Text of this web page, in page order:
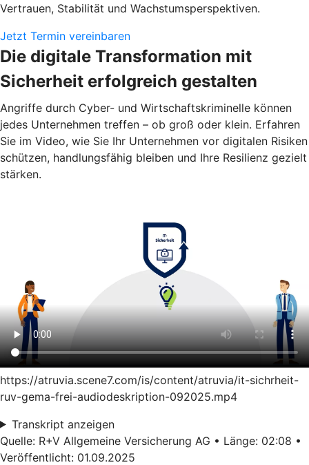
Vertrauen, Stabilität und Wachstumsperspektiven.
Jetzt Termin vereinbaren
Die digitale Transformation mit
Sicherheit erfolgreich gestalten
Angriffe durch Cyber- und Wirtschaftskriminelle können
jedes Unternehmen treffen – ob groß oder klein. Erfahren
Sie im Video, wie Sie Ihr Unternehmen vor digitalen Risiken
schützen, handlungsfähig bleiben und Ihre Resilienz gezielt
stärken.
https://atruvia.scene7.com/is/content/atruvia/it-sichrheit-
ruv-gema-frei-audiodeskription-092025.mp4
Transkript anzeigen
Quelle: R+V Allgemeine Versicherung AG • Länge: 02:08 •
Veröffentlicht: 01.09.2025